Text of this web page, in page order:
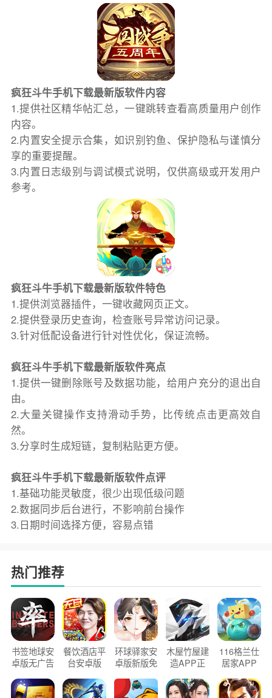
疯狂斗牛手机下载最新版软件内容
1.提供社区精华帖汇总，一键跳转查看高质量用户创作
内容。
2.内置安全提示合集，如识别钓鱼、保护隐私与谨慎分
享的重要提醒。
3.内置日志级别与调试模式说明，仅供高级或开发用户
参考。
疯狂斗牛手机下载最新版软件特色
1.提供浏览器插件，一键收藏网页正文。
2.提供登录历史查询，检查账号异常访问记录。
3.针对低配设备进行针对性优化，保证流畅。
疯狂斗牛手机下载最新版软件亮点
1.提供一键删除账号及数据功能，给用户充分的退出自
由。
2.大量关键操作支持滑动手势，比传统点击更高效自
然。
3.分享时生成短链，复制粘贴更方便。
疯狂斗牛手机下载最新版软件点评
1.基础功能灵敏度，很少出现低级问题
2.数据同步后台进行，不影响前台操作
3.日期时间选择方便，容易点错
热门推荐
书签地球安
卓版无广告
餐饮酒店平
台安卓版
环球驿家安
卓版新版免
木屋竹屋建
造APP正
116格兰仕
居家APP